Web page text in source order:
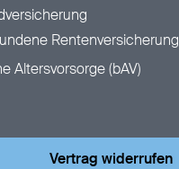
Rentenversicherung
Altersvorsorge (bAV)
Vertrag widerrufen